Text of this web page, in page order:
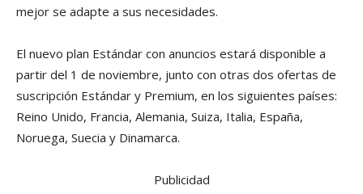
mejor se adapte a sus necesidades.
El nuevo plan Estándar con anuncios estará disponible a
partir del 1 de noviembre, junto con otras dos ofertas de
suscripción Estándar y Premium, en los siguientes países:
Reino Unido, Francia, Alemania, Suiza, Italia, España,
Noruega, Suecia y Dinamarca.
Publicidad